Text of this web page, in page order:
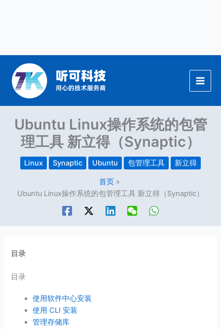
Ubuntu Linux操作系统的包管
理工具 新立得（Synaptic）
Linux Synaptic Ubuntu 包管理工具 新立得
首页
Ubuntu Linux操作系统的包管理工具 新立得（Synaptic）
目录
目录
使用软件中心安装
使用 CLI 安装
管理存储库